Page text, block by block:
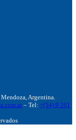
Argentina.
– Tel: +(54) 9 261